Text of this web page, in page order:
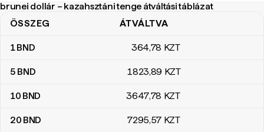
brunei dollár – kazahsztáni tenge átváltási táblázat
brunei dollár – kazahsztáni tenge átváltási táblázat
ÖSSZEG ÁTVÁLTVA
1BND 364,78 KZT
5 BND 1823,89 KZT
10 BND 3647,78 KZT
20 BND 7295,57 KZT